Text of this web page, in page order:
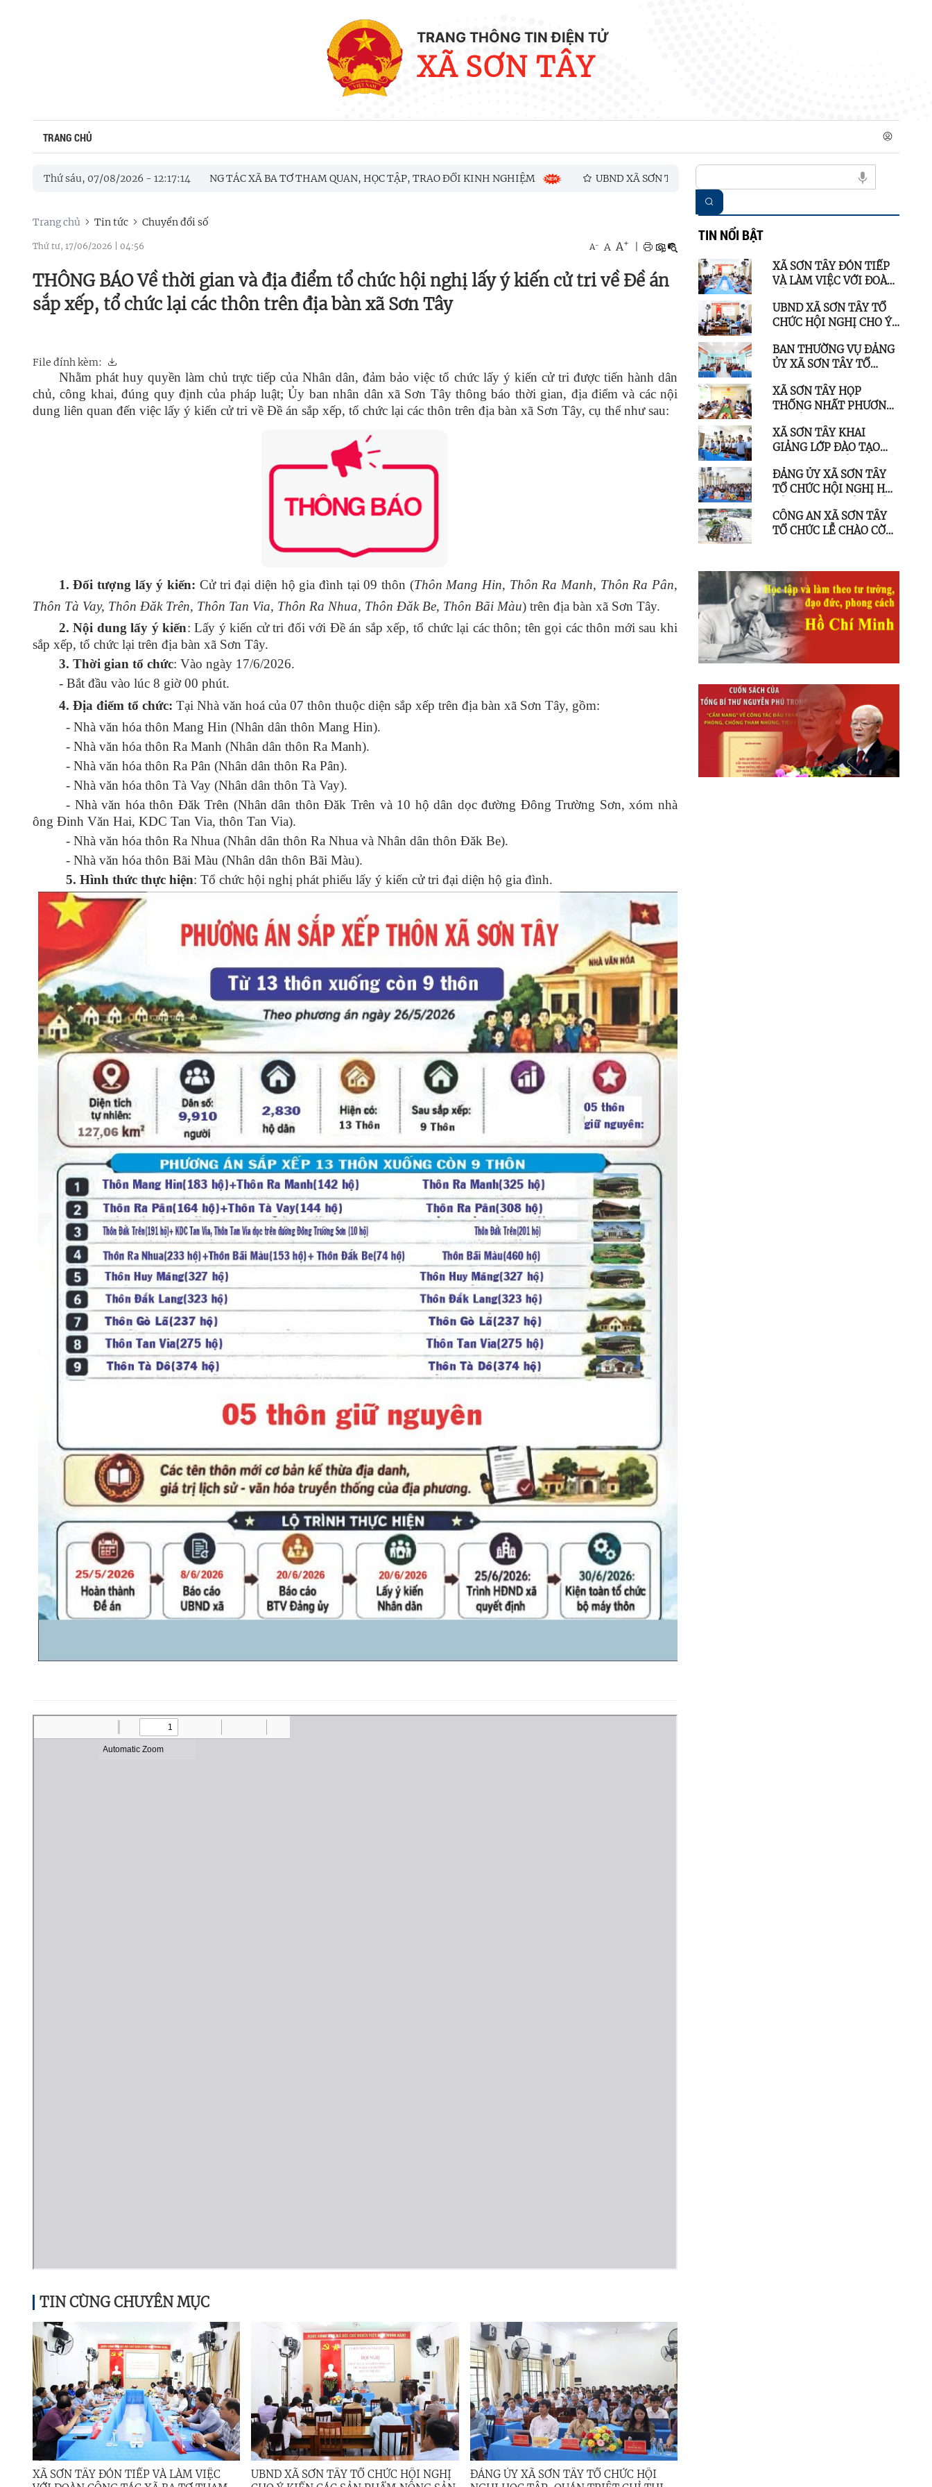
TRANG THÔNG TIN ĐIỆN TỬ
XÃ SƠN TÂY
TRANG CHỦ
Thứ sáu, 07/08/2026 - 12:17:16
VÀ LÀM VIỆC VỚI ĐOÀN CÔNG TÁC XÃ BA TƠ THAM QUAN, HỌC TẬP, TRAO ĐỔI KINH NGHIỆM UBND XÃ SƠN TÂY TỔ CHỨC HỘI NGHỊ CHO Ý KIẾN CÁC SẢN PHẨM NÔNG SẢN
Trang chủ Tin tức Chuyển đổi số
Thứ tư, 17/06/2026 04:56 A- A A+
THÔNG BÁO Về thời gian và địa điểm tổ chức hội nghị lấy ý kiến cử tri về Đề án
sắp xếp, tổ chức lại các thôn trên địa bàn xã Sơn Tây
File đính kèm:
Nhằm phát huy quyền làm chủ trực tiếp của Nhân dân, đảm bảo việc tổ chức lấy ý kiến cử tri được tiến hành dân
chủ, công khai, đúng quy định của pháp luật; Ủy ban nhân dân xã Sơn Tây thông báo thời gian, địa điểm và các nội
dung liên quan đến việc lấy ý kiến cử tri về Đề án sắp xếp, tổ chức lại các thôn trên địa bàn xã Sơn Tây, cụ thể như sau:
1. Đối tượng lấy ý kiến: Cử tri đại diện hộ gia đình tại 09 thôn (Thôn Mang Hin, Thôn Ra Manh, Thôn Ra Pân,
Thôn Tà Vay, Thôn Đăk Trên, Thôn Tan Via, Thôn Ra Nhua, Thôn Đăk Be, Thôn Bãi Màu) trên địa bàn xã Sơn Tây.
2. Nội dung lấy ý kiến: Lấy ý kiến cử tri đối với Đề án sắp xếp, tổ chức lại các thôn; tên gọi các thôn mới sau khi
sắp xếp, tổ chức lại trên địa bàn xã Sơn Tây.
3. Thời gian tổ chức: Vào ngày 17/6/2026.
- Bắt đầu vào lúc 8 giờ 00 phút.
4. Địa điểm tổ chức: Tại Nhà văn hoá của 07 thôn thuộc diện sắp xếp trên địa bàn xã Sơn Tây, gồm:
- Nhà văn hóa thôn Mang Hin (Nhân dân thôn Mang Hin).
- Nhà văn hóa thôn Ra Manh (Nhân dân thôn Ra Manh).
- Nhà văn hóa thôn Ra Pân (Nhân dân thôn Ra Pân).
- Nhà văn hóa thôn Tà Vay (Nhân dân thôn Tà Vay).
- Nhà văn hóa thôn Đăk Trên (Nhân dân thôn Đăk Trên và 10 hộ dân dọc đường Đông Trường Sơn, xóm nhà
ông Đinh Văn Hai, KDC Tan Via, thôn Tan Via).
- Nhà văn hóa thôn Ra Nhua (Nhân dân thôn Ra Nhua và Nhân dân thôn Đăk Be).
- Nhà văn hóa thôn Bãi Màu (Nhân dân thôn Bãi Màu).
5. Hình thức thực hiện: Tổ chức hội nghị phát phiếu lấy ý kiến cử tri đại diện hộ gia đình.
TIN CÙNG CHUYÊN MỤC
XÃ SƠN TÂY ĐÓN TIẾP VÀ LÀM VIỆC
UBND XÃ SƠN TÂY TỔ CHỨC HỘI NGHỊ
ĐẢNG ỦY XÃ SƠN TÂY TỔ CHỨC HỘI
TIN NỔI BẬT
XÃ SƠN TÂY ĐÓN TIẾP
VÀ LÀM VIỆC VỚI ĐOÀN
THAM QUAN, HỌC TẬP,
TRAO ĐỔI KINH
UBND XÃ SƠN TÂY TỔ
CHỨC HỘI NGHỊ CHO Ý
NÔNG SẢN TRƯNG BÀY
TẠI CHỢ PHIÊN SƠN
TÂY THƯỢNG
BAN THƯỜNG VỤ ĐẢNG
ỦY XÃ SƠN TÂY TỔ
CHUYÊN ĐỀ TẠI CHI BỘ
THÔN RA MANH
XÃ SƠN TÂY HỌP
THỐNG NHẤT PHƯƠNG
TRƯỜNG HỌC TRÊN ĐỊA
BÀN
XÃ SƠN TÂY KHAI
GIẢNG LỚP ĐÀO TẠO
CHĂN NUÔI GIA SÚC,
GIA CẦM NĂM 2026
ĐẢNG ỦY XÃ SƠN TÂY
TỔ CHỨC HỘI NGHỊ HỌC
THỊ SỐ 07-CT/TW VÀ
CÁC VĂN BẢN CỦA
CÔNG AN XÃ SƠN TÂY
TỔ CHỨC LỄ CHÀO CỜ